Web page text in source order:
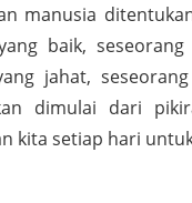
manusia
baik,
jahat,
dimulai dari
kita setiap hari